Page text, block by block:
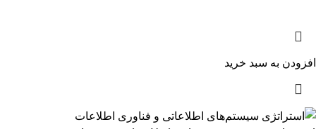
افزودن به سبد خرید